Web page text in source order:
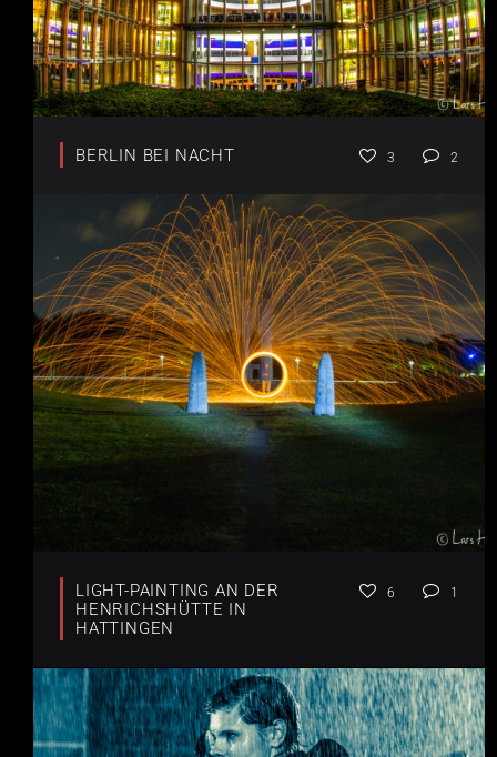
BERLIN BEI NACHT 3 2
LIGHT-PAINTING AN DER
HENRICHSHÜTTE IN
HATTINGEN
6 1